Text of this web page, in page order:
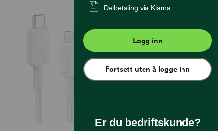
Delbetaling via Klarna
Logg inn
Fortsett uten å logge inn
Er du bedriftskunde?